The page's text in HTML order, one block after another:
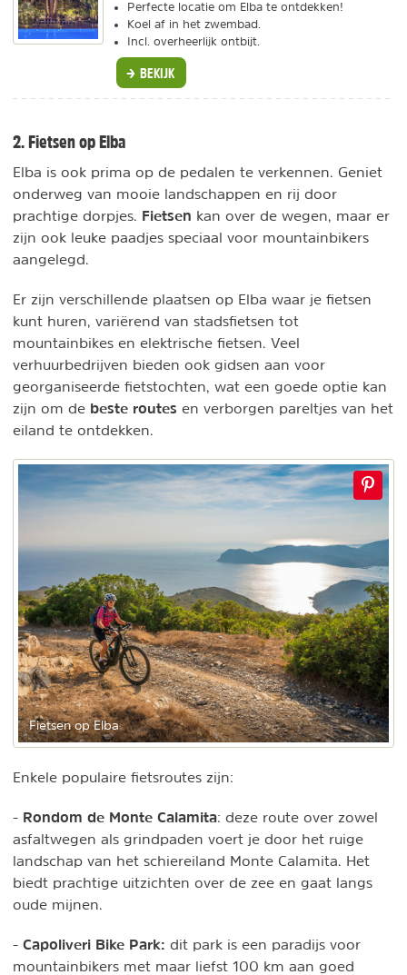
Perfecte locatie om Elba te ontdekken!
Koel af in het zwembad.
Incl. overheerlijk ontbijt.
BEKIJK
2. Fietsen op Elba
Elba is ook prima op de pedalen te verkennen. Geniet
onderweg van mooie landschappen en rij door
prachtige dorpjes. Fietsen kan over de wegen, maar er
zijn ook leuke paadjes speciaal voor mountainbikers
aangelegd.
Er zijn verschillende plaatsen op Elba waar je fietsen
kunt huren, variërend van stadsfietsen tot
mountainbikes en elektrische fietsen. Veel
verhuurbedrijven bieden ook gidsen aan voor
georganiseerde fietstochten, wat een goede optie kan
zijn om de beste routes en verborgen pareltjes van het
eiland te ontdekken.
Fietsen op Elba
Enkele populaire fietsroutes zijn:
- Rondom de Monte Calamita: deze route over zowel
asfaltwegen als grindpaden voert je door het ruige
landschap van het schiereiland Monte Calamita. Het
biedt prachtige uitzichten over de zee en gaat langs
oude mijnen.
- Capoliveri Bike Park: dit park is een paradijs voor
mountainbikers met maar liefst 100 km aan goed